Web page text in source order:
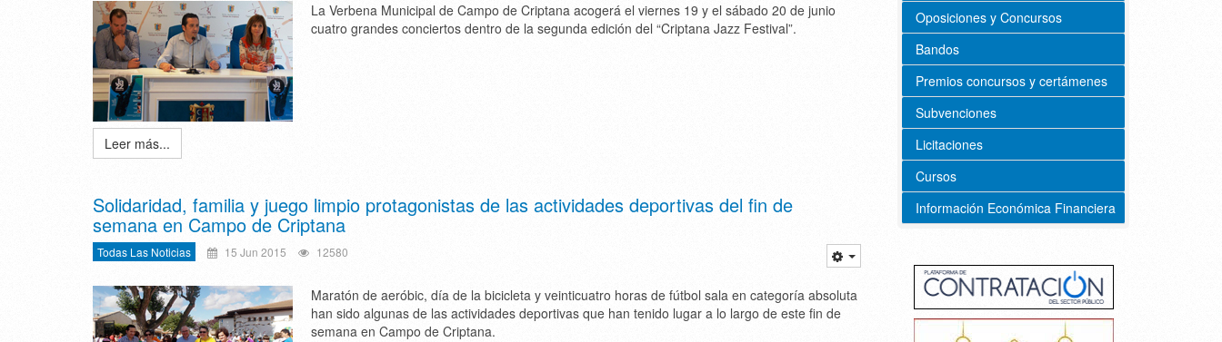
La Verbena Municipal de Campo de Criptana acogerá el viernes 19 y el sábado 20 de junio
cuatro grandes conciertos dentro de la segunda edición del “Criptana Jazz Festival”.
Leer más...
Solidaridad, familia y juego limpio protagonistas de las actividades deportivas del fin de
semana en Campo de Criptana
Todas Las Noticias 15 Jun 2015 12580
Maratón de aeróbic, día de la bicicleta y veinticuatro horas de fútbol sala en categoría absoluta
han sido algunas de las actividades deportivas que han tenido lugar a lo largo de este fin de
semana en Campo de Criptana.
Oposiciones y Concursos
Bandos
Premios concursos y certámenes
Subvenciones
Licitaciones
Cursos
Información Económica Financiera